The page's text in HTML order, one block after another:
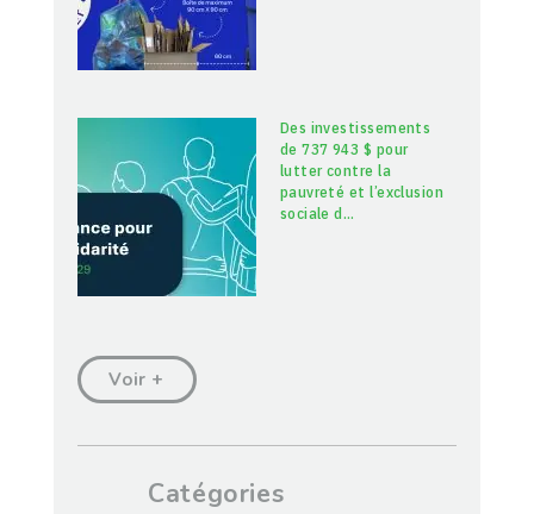
Des investissements
de 737 943 $ pour
lutter contre la
pauvreté et l’exclusion
sociale d…
Voir +
Catégories